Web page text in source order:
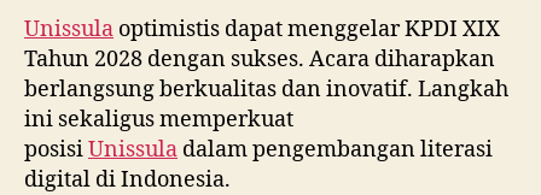
Unissula optimistis dapat menggelar KPDI XIX
Tahun 2028 dengan sukses. Acara diharapkan
berlangsung berkualitas dan inovatif. Langkah
ini sekaligus memperkuat
posisiUnissula dalam pengembangan literasi
digital di Indonesia.